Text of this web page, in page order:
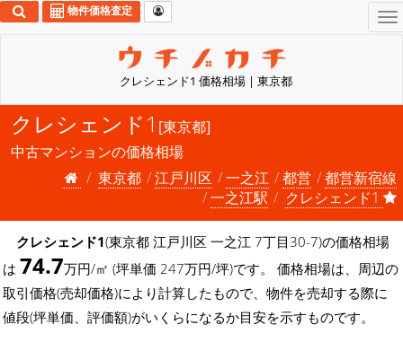
クレシェンド1 価格相場 | 東京都
物件価格査定
クレシェンド1 [東京都]
中古マンションの価格相場
東京都
江戸川区 一之江 都営
都営新宿線
一之江駅
クレシェンド1
クレシェンド1(東京都 江戸川区 一之江 7丁目30-7)の価格相場
は 74.7万円/㎡ (坪単価 247万円/坪)です。 価格相場は、周辺の
取引価格(売却価格)により計算したもので、物件を売却する際に
値段(坪単価、評価額)がいくらになるか目安を示すものです。